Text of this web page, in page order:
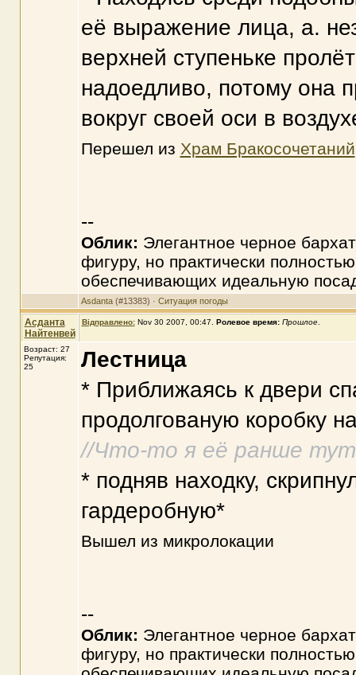
её выражение лица, а.
верхней ступеньке
надоедливо, потому она
вокруг своей оси в
Перешел из Храм Бракосочетаний
--
Облик: Элегантное черное
фигуру, но практически
обеспечивающих идеальную
Asdanta(#13383) · Ситуация погоды
Асданта
Найтенвей
Відправлено: Nov 30 2007, 00:47 Ролевое время: Прошлое.
Возраст: 27
Репутация:
25
Лестница
* Приближаясь к двери
продолгованую коробку
//Что-то я её ранше тут
* подняв находку,
гардеробную*
Вышел из микролокации
--
Облик: Элегантное черное
фигуру, но практически